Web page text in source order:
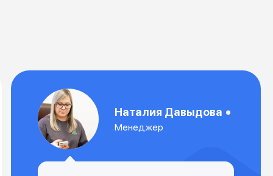
Наталия Давыдова
Менеджер